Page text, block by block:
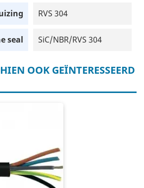
RVS 304
seal SiC/NBR/RVS 304
OOK GEÏNTERESSEERD